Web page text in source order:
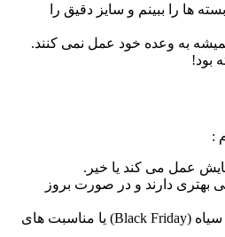
ها را ببینم و سایز دقیق را
به وعده خود عمل نمی کنند.
بود!
:
عمل می کند یا خیر .
بهتری دارند و در صورت بروز
(Black Friday) یا مناسبت های